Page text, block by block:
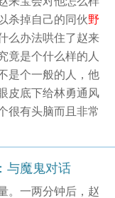
杀掉自己的同伙野
么办法哄住了赵来
竟是个什么样的人
是个一般的人，他
皮底下给林勇通风
很有头脑而且非常
与魔鬼对话
。一两分钟后，赵